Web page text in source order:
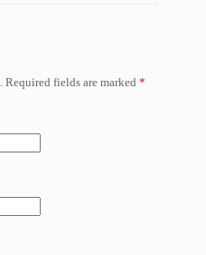
Required fields are marked *